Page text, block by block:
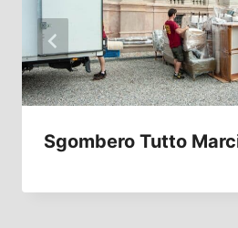
Sgombero Tutto